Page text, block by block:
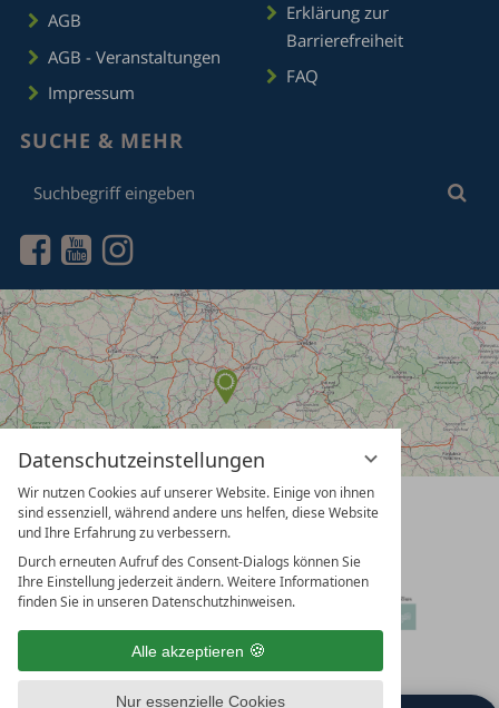
Datenschutzeinstellungen
Wir nutzen Cookies auf unserer Website. Einige von ihnen
sind essenziell, während andere uns helfen, diese Website
und Ihre Erfahrung zu verbessern.
Durch erneuten Aufruf des Consent-Dialogs können Sie
Ihre Einstellung jederzeit ändern. Weitere Informationen
finden Sie in unseren Datenschutzhinweisen.
Alle akzeptieren
Nur essenzielle Cookies
AGB
AGB - Veranstaltungen
Impressum
Erklärung zur
Barrierefreiheit
FAQ
SUCHE & MEHR
Suchbegriff
eingeben
vioma
GmbH